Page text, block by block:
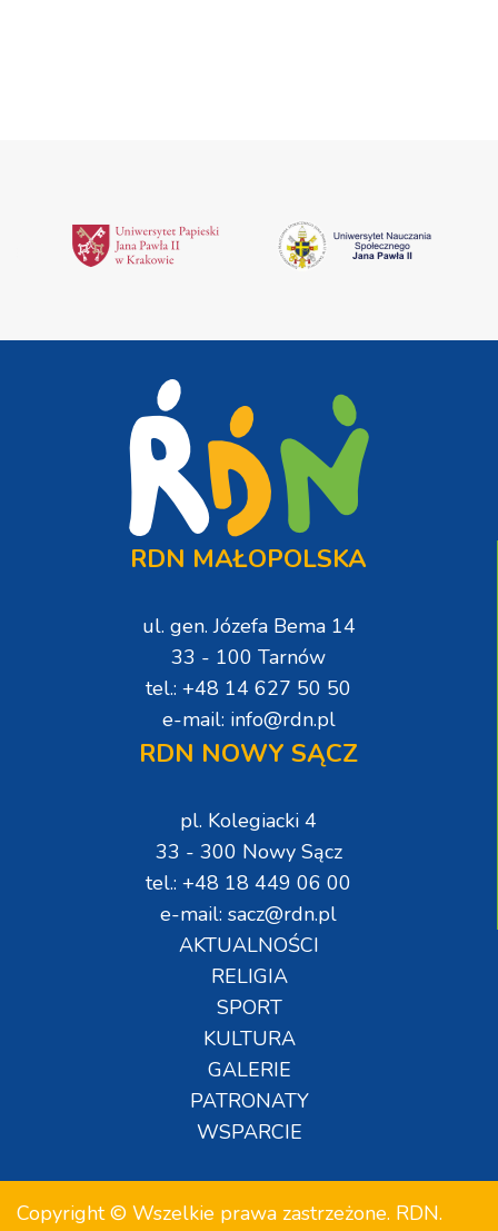
RDN MAŁOPOLSKA
ul. gen. Józefa Bema 14
33 - 100 Tarnów
tel.: +48 14 627 50 50
e-mail: info@rdn.pl
RDN NOWY SĄCZ
pl. Kolegiacki 4
33 - 300 Nowy Sącz
tel.: +48 18 449 06 00
e-mail: sacz@rdn.pl
AKTUALNOŚCI
RELIGIA
SPORT
KULTURA
GALERIE
PATRONATY
WSPARCIE
Copyright © Wszelkie prawa zastrzeżone. RDN.